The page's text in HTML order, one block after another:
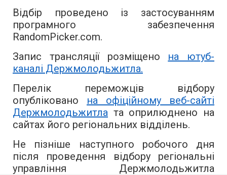
Відбір проведено із застосуванням
програмного забезпечення
RandomPicker.com.
Запис трансляції розміщено на ютуб-
каналі Держмолодьжитла.
Перелік переможців відбору
опубліковано на офіційному веб-сайті
Держмолодьжитла та оприлюднено на
сайтах його регіональних відділень.
Не пізніше наступного робочого дня
після проведення відбору регіональні
управління Держмолодьжитла